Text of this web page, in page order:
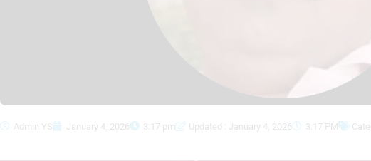
Admin YS January 4, 2026 3:17 pm Updated : January 4, 2026 3:17 PM